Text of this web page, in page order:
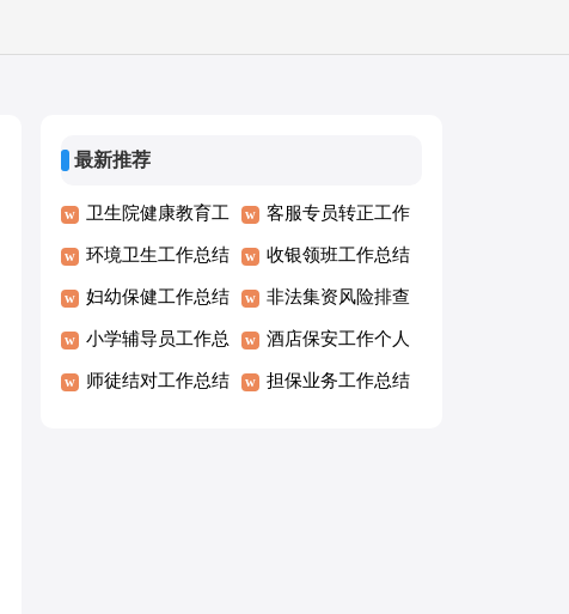
最新推荐
卫生院健康教育工
作总结
客服专员转正工作
总结
环境卫生工作总结 收银领班工作总结
妇幼保健工作总结 非法集资风险排查
工作总结
小学辅导员工作总
结
酒店保安工作个人
总结
师徒结对工作总结 担保业务工作总结